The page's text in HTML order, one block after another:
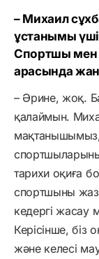
– Михаил
ұстанымы
Спортшы мен
арасында
– Әрине, жоқ.
қалаймын.
мақтанышымыз,
тарихи оқиға
спортшыны
кедергі
Керісінше, біз
және келесі